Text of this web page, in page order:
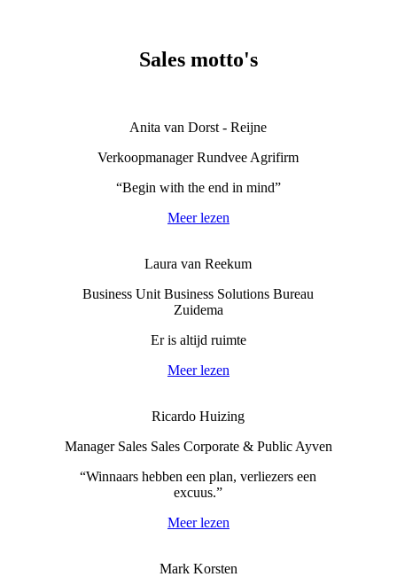
Sales motto's
Anita van Dorst - Reijne
Verkoopmanager Rundvee Agrifirm
“Begin with the end in mind”
Meer lezen
Laura van Reekum
Business Unit Business Solutions Bureau
Zuidema
Er is altijd ruimte
Meer lezen
Ricardo Huizing
Manager Sales Sales Corporate & Public Ayven
“Winnaars hebben een plan, verliezers een
excuus.”
Meer lezen
Mark Korsten